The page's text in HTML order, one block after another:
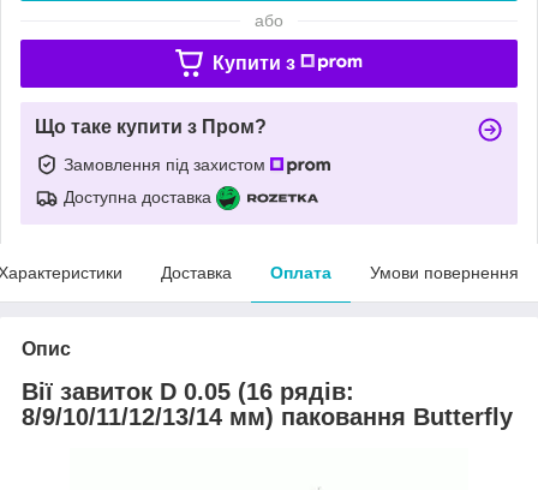
або
Купити з
Що таке купити з Пром?
Замовлення під захистом
Доступна доставка
Доставка Оплата Умови повернення
Опис
Вії завиток D 0.05 (16 рядів:
8/9/10/11/12/13/14 мм) паковання Butterfly